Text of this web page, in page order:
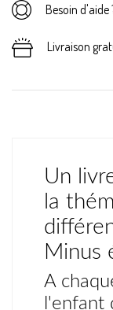
Besoin d'aide
Livraison
Un
la
Minus
A
l'enfant